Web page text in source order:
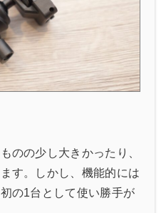
のの少し大きかったり、
す。しかし、機能的には
の1台として使い勝手が